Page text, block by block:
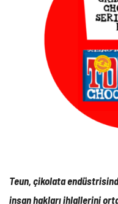
Teun, çikolata
insan hakları ihlallerini